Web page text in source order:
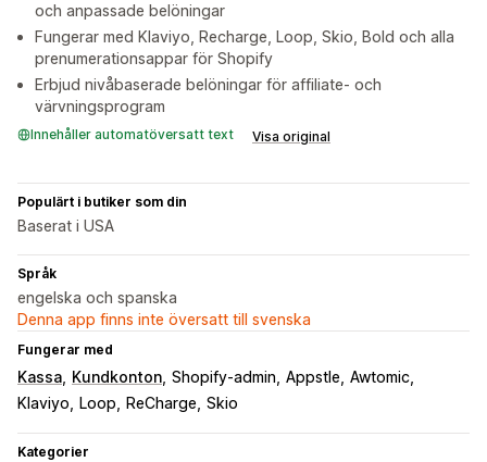
och anpassade belöningar
Fungerar med Klaviyo, Recharge, Loop, Skio, Bold och alla
prenumerationsappar för Shopify
Erbjud nivåbaserade belöningar för affiliate- och
värvningsprogram
Innehåller automatöversatt text Visa original
Populärt i butiker som din
Baserat i USA
Språk
engelska och spanska
Denna app finns inte översatt till svenska
Fungerar med
Kassa Kundkonton Shopify-admin Appstle Awtomic
Klaviyo
Loop ReCharge Skio
Kategorier